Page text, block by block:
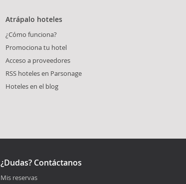
Atrápalo hoteles
¿Cómo funciona?
Promociona tu hotel
Acceso a proveedores
RSS hoteles en Parsonage
Hoteles en el blog
¿Dudas? Contáctanos
Mis reservas